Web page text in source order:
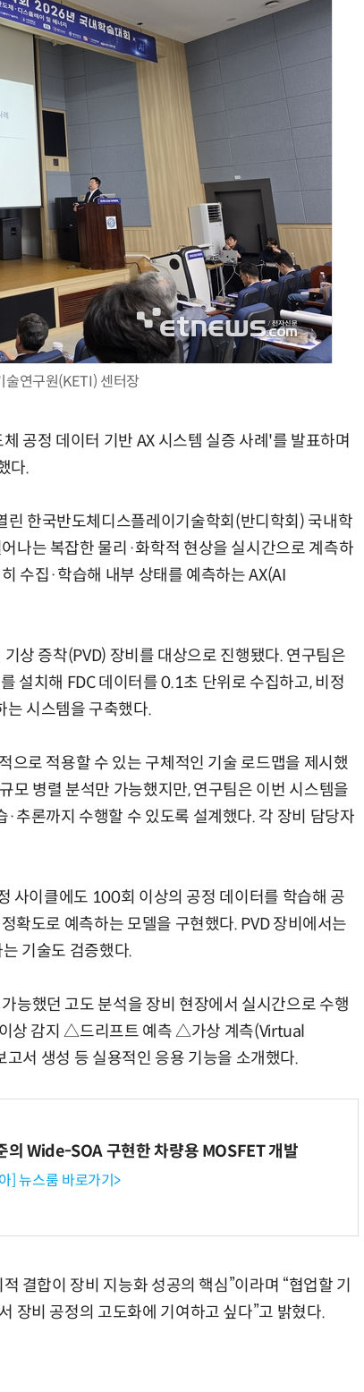
술연구원(KETI) 센터장
공정 데이터 기반 AX 시스템 실증 사례'를 발표하며
다.
한국반도체디스플레이기술학회(반디학회) 국내학
나는 복잡한 물리·화학적 현상을 실시간으로 계측하
수집·학습해 내부 상태를 예측하는 AX(AI
상 증착(PVD) 장비를 대상으로 진행됐다. 연구팀은
설치해 FDC 데이터를 0.1초 단위로 수집하고, 비정
는 시스템을 구축했다.
으로 적용할 수 있는 구체적인 기술 로드맵을 제시했
모 병렬 분석만 가능했지만, 연구팀은 이번 시스템을
추론까지 수행할 수 있도록 설계했다. 각 장비 담당자
사이클에도 100회 이상의 공정 데이터를 학습해 공
확도로 예측하는 모델을 구현했다. PVD 장비에서는
기술도 검증했다.
능했던 고도 분석을 장비 현장에서 실시간으로 수행
상 감지 △드리프트 예측 △가상 계측(Virtual
서 생성 등 실용적인 응용 기능을 소개했다.
의 Wide-SOA 구현한 차량용 MOSFET 개발
] 뉴스룸 바로가기>
결합이 장비 지능화 성공의 핵심”이라며 “협업할 기
장비 공정의 고도화에 기여하고 싶다”고 밝혔다.
소프트피브이·성균관대, 실내용 3차
원 구형 태양전지 IEC 국제표준 개발
과제 공식 승인
양자컴퓨팅 비즈니스·기술 입문 1-Day 워크샵 - 큐비트·양자 알고리듬·Qiskit 실습으로 이해하는 차세대